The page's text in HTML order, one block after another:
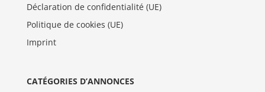
Déclaration de confidentialité (UE)
Politique de cookies (UE)
Imprint
CATÉGORIES D’ANNONCES